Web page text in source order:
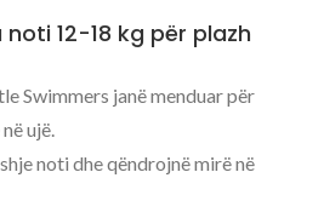
12-18 kg për plazh
Swimmers janë menduar për
ujë.
noti dhe qëndrojnë mirë në